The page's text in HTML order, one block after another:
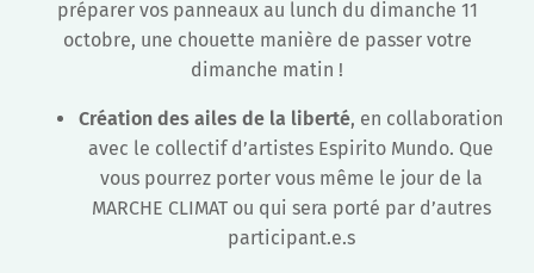
préparer vos panneaux au lunch du dimanche 11
octobre, une chouette manière de passer votre
dimanche matin !
Création des ailes de la liberté, en collaboration
avec le collectif d’artistes Espirito Mundo. Que
vous pourrez porter vous même le jour de la
MARCHE CLIMAT ou qui sera porté par d’autres
participant.e.s